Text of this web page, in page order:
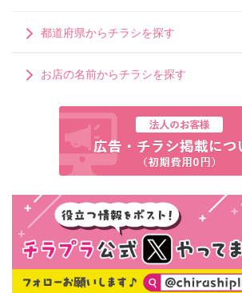
都道府県からチラシを探す
お店の名前からチラシを探す